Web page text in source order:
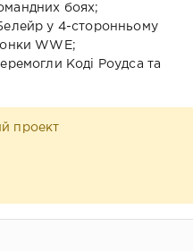
боях;
у 4-сторонньому
WWE;
Коді Роудса та
проект